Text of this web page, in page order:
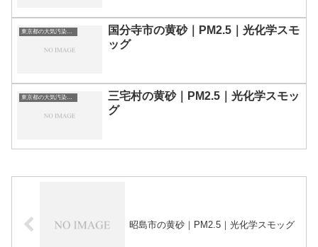
東京都の大気汚染・PM2.5・黄砂・エアロゾルの数値
国分寺市の黄砂｜PM2.5｜光化学スモ
ッグ
東京都の大気汚染・PM2.5・黄砂・エアロゾルの数値
三宅村の黄砂｜PM2.5｜光化学スモッ
グ
昭島市の黄砂｜PM2.5｜光化学スモッグ